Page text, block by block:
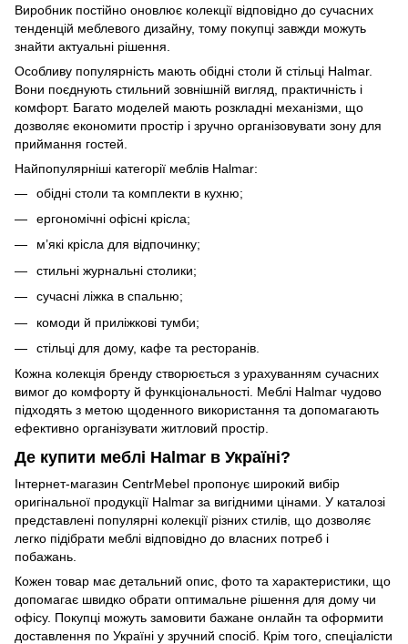
Виробник постійно оновлює колекції відповідно до сучасних
тенденцій меблевого дизайну, тому покупці завжди можуть
знайти актуальні рішення.
Особливу популярність мають обідні столи й стільці Halmar.
Вони поєднують стильний зовнішній вигляд, практичність і
комфорт. Багато моделей мають розкладні механізми, що
дозволяє економити простір і зручно організовувати зону для
приймання гостей.
Найпопулярніші категорії меблів Halmar:
обідні столи та комплекти в кухню;
ергономічні офісні крісла;
м’які крісла для відпочинку;
стильні журнальні столики;
сучасні ліжка в спальню;
комоди й приліжкові тумби;
стільці для дому, кафе та ресторанів.
Кожна колекція бренду створюється з урахуванням сучасних
вимог до комфорту й функціональності. Меблі Halmar чудово
підходять з метою щоденного використання та допомагають
ефективно організувати житловий простір.
Де купити меблі Halmar в Україні?
Інтернет-магазин CentrMebel пропонує широкий вибір
оригінальної продукції Halmar за вигідними цінами. У каталозі
представлені популярні колекції різних стилів, що дозволяє
легко підібрати меблі відповідно до власних потреб і
побажань.
Кожен товар має детальний опис, фото та характеристики, що
допомагає швидко обрати оптимальне рішення для дому чи
офісу. Покупці можуть замовити бажане онлайн та оформити
доставлення по Україні у зручний спосіб. Крім того, спеціалісти